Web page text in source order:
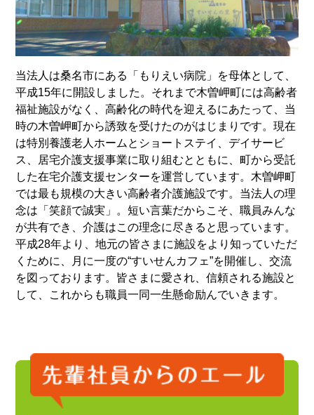
当法人は桑名市にある「もりえい病院」を母体として、
平成15年に開設しました。それまで木曽岬町には高齢者
福祉施設がなく、高齢化の時代を迎えるにあたって、当
時の木曽岬町から誘致を受けたのがはじまりです。現在
は特別養護老人ホームとショートステイ、デイサービ
ス、居宅介護支援事業に取り組むとともに、町から受託
した在宅介護支援センターを運営しています。木曽岬町
では最も規模の大きい高齢者介護施設です。当法人の理
念は「笑顔で誠実」。短い言葉だからこそ、職員みんな
が共有でき、介護はこの理念に尽きると思っています。
平成28年より、地元の皆さまに施設をより知っていただ
くために、月に一度の“すいせんカフェ”を開催し、交流
を図っております。皆さまに愛され、信頼される施設と
して、これからも職員一同一生懸命励んでいきます。